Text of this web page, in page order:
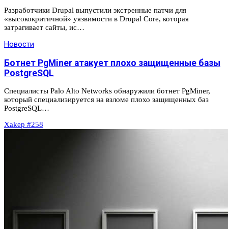
Разработчики Drupal выпустили экстренные патчи для
«высококритичной» уязвимости в Drupal Core, которая
затрагивает сайты, ис…
Новости
Ботнет PgMiner атакует плохо защищенные базы
PostgreSQL
Специалисты Palo Alto Networks обнаружили ботнет PgMiner,
который специализируется на взломе плохо защищенных баз
PostgreSQL…
Xakep #258